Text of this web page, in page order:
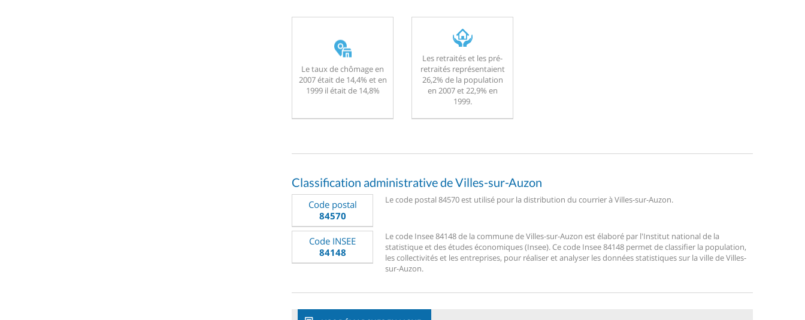
Le taux de chômage en
2007 était de 14,4% et en
1999 il était de 14,8%
Les retraités et les pré-
retraités représentaient
26,2% de la population
en 2007 et 22,9% en
1999.
Classification administrative de Villes-sur-Auzon
Code postal
84570
Le code postal 84570 est utilisé pour la distribution du courrier à Villes-sur-Auzon.
Code INSEE
84148
Le code Insee 84148 de la commune de Villes-sur-Auzon est élaboré par l'Institut national de la
statistique et des études économiques (Insee). Ce code Insee 84148 permet de classifier la population,
les collectivités et les entreprises, pour réaliser et analyser les données statistiques sur la ville de Villes-
sur-Auzon.